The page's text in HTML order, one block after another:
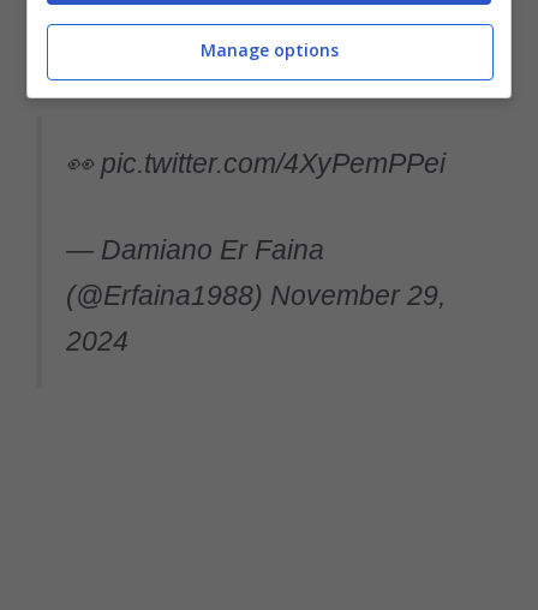
anche se presentadelle evidenti difficoltà
non solo economiche.
👀 pic.twitter.com/4XyPemPPei
— Damiano Er Faina
(@Erfaina1988) November 29,
2024
Manage options